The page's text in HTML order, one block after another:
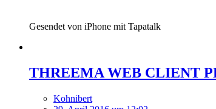
Gesendet von iPhone mit Tapatalk
THREEMA WEB CLIENT
Kohnibert